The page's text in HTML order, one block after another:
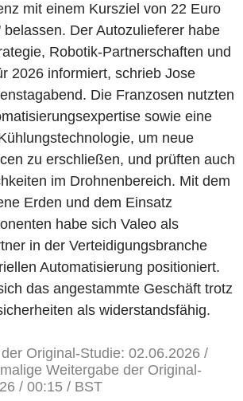
mit einem Kursziel von 22 Euro
Der Autozulieferer habe
Robotik-Partnerschaften und
2026 informiert, schrieb Jose
Die Franzosen nutzten
sowie eine
um neue
zu erschließen, und prüften auch
im Drohnenbereich. Mit dem
Erden und dem Einsatz
habe sich Valeo als
in der Verteidigungsbranche
Automatisierung positioniert.
das angestammte Geschäft trotz
als widerstandsfähig.
Original-Studie: 02.06.2026 /
Weitergabe der Original-
/ 00:15 / BST